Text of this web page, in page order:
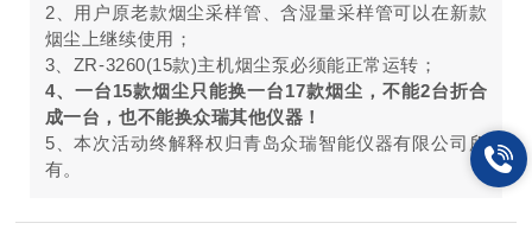
2、用户原老款烟尘采样管、含湿量采样管可以在新款
烟尘上继续使用；
3、ZR-3260(15款)主机烟尘泵必须能正常运转；
4、一台15款烟尘只能换一台17款烟尘，不能2台折合
成一台，也不能换众瑞其他仪器！
5、本次活动终解释权归青岛众瑞智能仪器有限公司所
有。